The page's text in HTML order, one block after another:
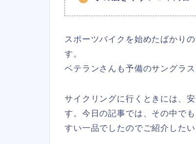
スポーツバイクを始めたばかり
す。
ベテランさんも予備のサングラ
サイクリングに行くときには、
す。今日の記事では、その中で
すい一品でしたのでご紹介したい